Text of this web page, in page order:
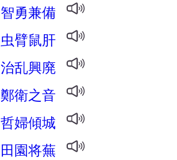
智勇兼備
虫臂鼠肝
治乱興廃
鄭衛之音
哲婦傾城
田園将蕪